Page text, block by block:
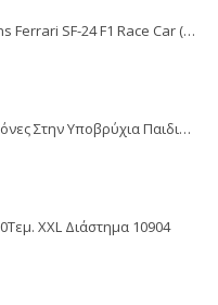
LEGO Speed Champions Ferrari SF-24 F1 Race Car (77242)
PLAYMOBIL Magic Γοργόνες Στην Υποβρύχια Παιδική Χαρά (70886)
XXL Διάστημα 10904